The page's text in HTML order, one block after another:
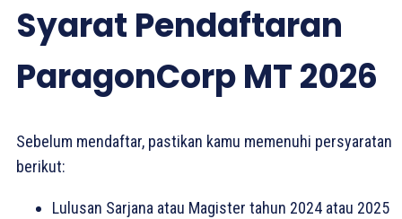
Syarat Pendaftaran
ParagonCorp MT 2026
Sebelum mendaftar, pastikan kamu memenuhi persyaratan
berikut:
Lulusan Sarjana atau Magister tahun 2024 atau 2025